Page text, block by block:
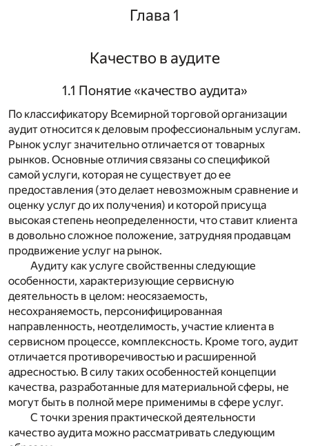
Глава 1
Качество в аудите
1.1 Понятие «качество аудита»
По классификатору Всемирной торговой организации
аудит относится к деловым профессиональным услугам.
Рынок услуг значительно отличается от товарных
рынков. Основные отличия связаны со спецификой
самой услуги, которая не существует до ее
предоставления (это делает невозможным сравнение и
оценку услуг до их получения) и которой присуща
высокая степень неопределенности, что ставит клиента
в довольно сложное положение, затрудняя продавцам
продвижение услуг на рынок.
Аудиту как услуге свойственны следующие
особенности, характеризующие сервисную
деятельность в целом: неосязаемость,
несохраняемость, персонифицированная
направленность, неотделимость, участие клиента в
сервисном процессе, комплексность. Кроме того, аудит
отличается противоречивостью и расширенной
адресностью. В силу таких особенностей концепции
качества, разработанные для материальной сферы, не
могут быть в полной мере применимы в сфере услуг.
С точки зрения практической деятельности
качество аудита можно рассматривать следующим